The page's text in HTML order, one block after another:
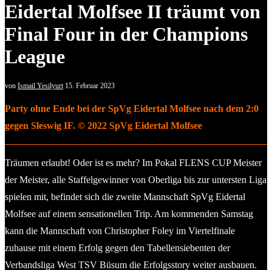
Eidertal Molfsee II träumt von
Final Four in der Champions
League
von Ismail Yesilyurt 15. Februar 2023
Party ohne Ende bei der SpVg Eidertal Molfsee nach dem 2:0
gegen Sleswig IF. © 2022 SpVg Eidertal Molfsee
Träumen erlaubt! Oder ist es mehr? Im Pokal FLENS CUP Meister
der Meister, alle Staffelgewinner von Oberliga bis zur untersten Liga
spielen mit, befindet sich die zweite Mannschaft SpVg Eidertal
Molfsee auf einem sensationellen Trip. Am kommenden Samstag
kann die Mannschaft von Christopher Foley im Viertelfinale
zuhause mit einem Erfolg gegen den Tabellensiebenten der
Verbandsliga West TSV Büsum die Erfolgsstory weiter ausbauen.